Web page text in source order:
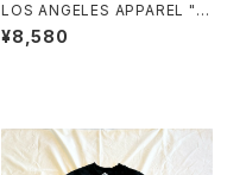
LOS ANGELES APPAREL "1
4OZ. HEAVY FLEECE MID-L
ENGTH SHORTS"
¥8,580